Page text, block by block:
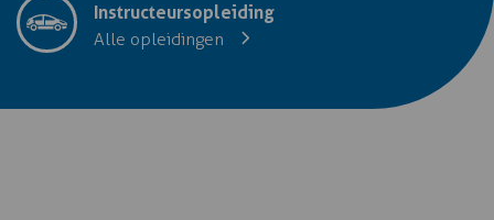
Instructeursopleiding
Alle opleidingen